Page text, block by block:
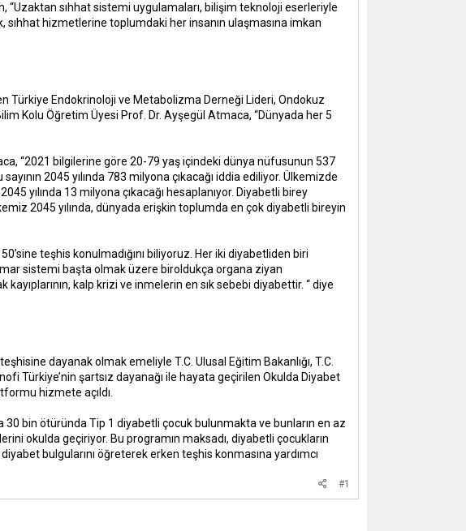
sıhhat sistemi uygulamaları, bilişim teknoloji eserleriyle
hizmetlerine toplumdaki her insanın ulaşmasına imkan
Türkiye Endokrinoloji ve Metabolizma Derneği Lideri, Ondokuz
Kolu Öğretim Üyesi Prof. Dr. Ayşegül Atmaca, “Dünyada her 5
“2021 bilgilerine göre 20-79 yaş içindeki dünya nüfusunun 537
2045 yılında 783 milyona çıkacağı iddia ediliyor. Ülkemizde
yılında 13 milyona çıkacağı hesaplanıyor. Diyabetli birey
2045 yılında, dünyada erişkin toplumda en çok diyabetli bireyin
teşhis konulmadığını biliyoruz. Her iki diyabetliden biri
sistemi başta olmak üzere biroldukça organa ziyan
kalp krizi ve inmelerin en sık sebebi diyabettir. “ diye
dayanak olmak emeliyle T.C. Ulusal Eğitim Bakanlığı, T.C.
Türkiye’nin şartsız dayanağı ile hayata geçirilen Okulda Diyabet
hizmete açıldı.
30 bin ötüründa Tip 1 diyabetli çocuk bulunmakta ve bunların en az
okulda geçiriyor. Bu programın maksadı, diyabetli çocukların
bulgularını öğreterek erken teşhis konmasına yardımcı
#1